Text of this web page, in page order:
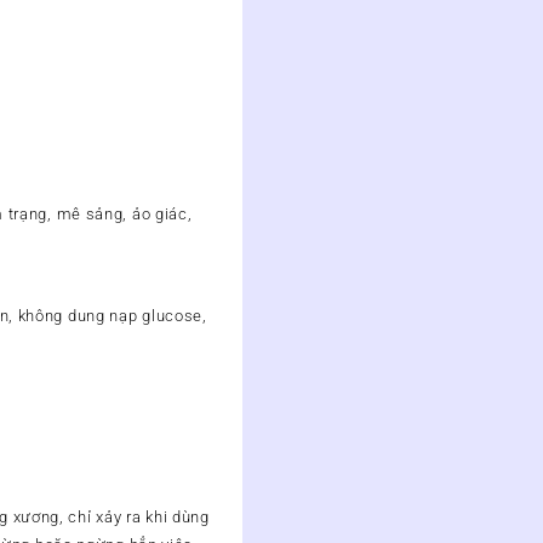
mê sảng, ảo giác,
không dung nạp glucose,
xương, chỉ xảy ra khi dùng